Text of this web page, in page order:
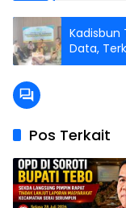
Kadisbun
Data,
Rantau
Pos Terkait